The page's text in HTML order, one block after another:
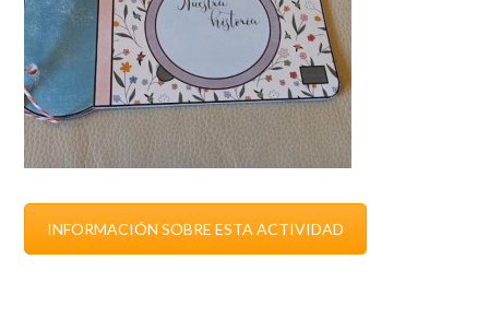
INFORMACIÓN SOBRE ESTA ACTIVIDAD